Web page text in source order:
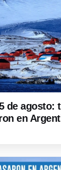
de agosto:
en